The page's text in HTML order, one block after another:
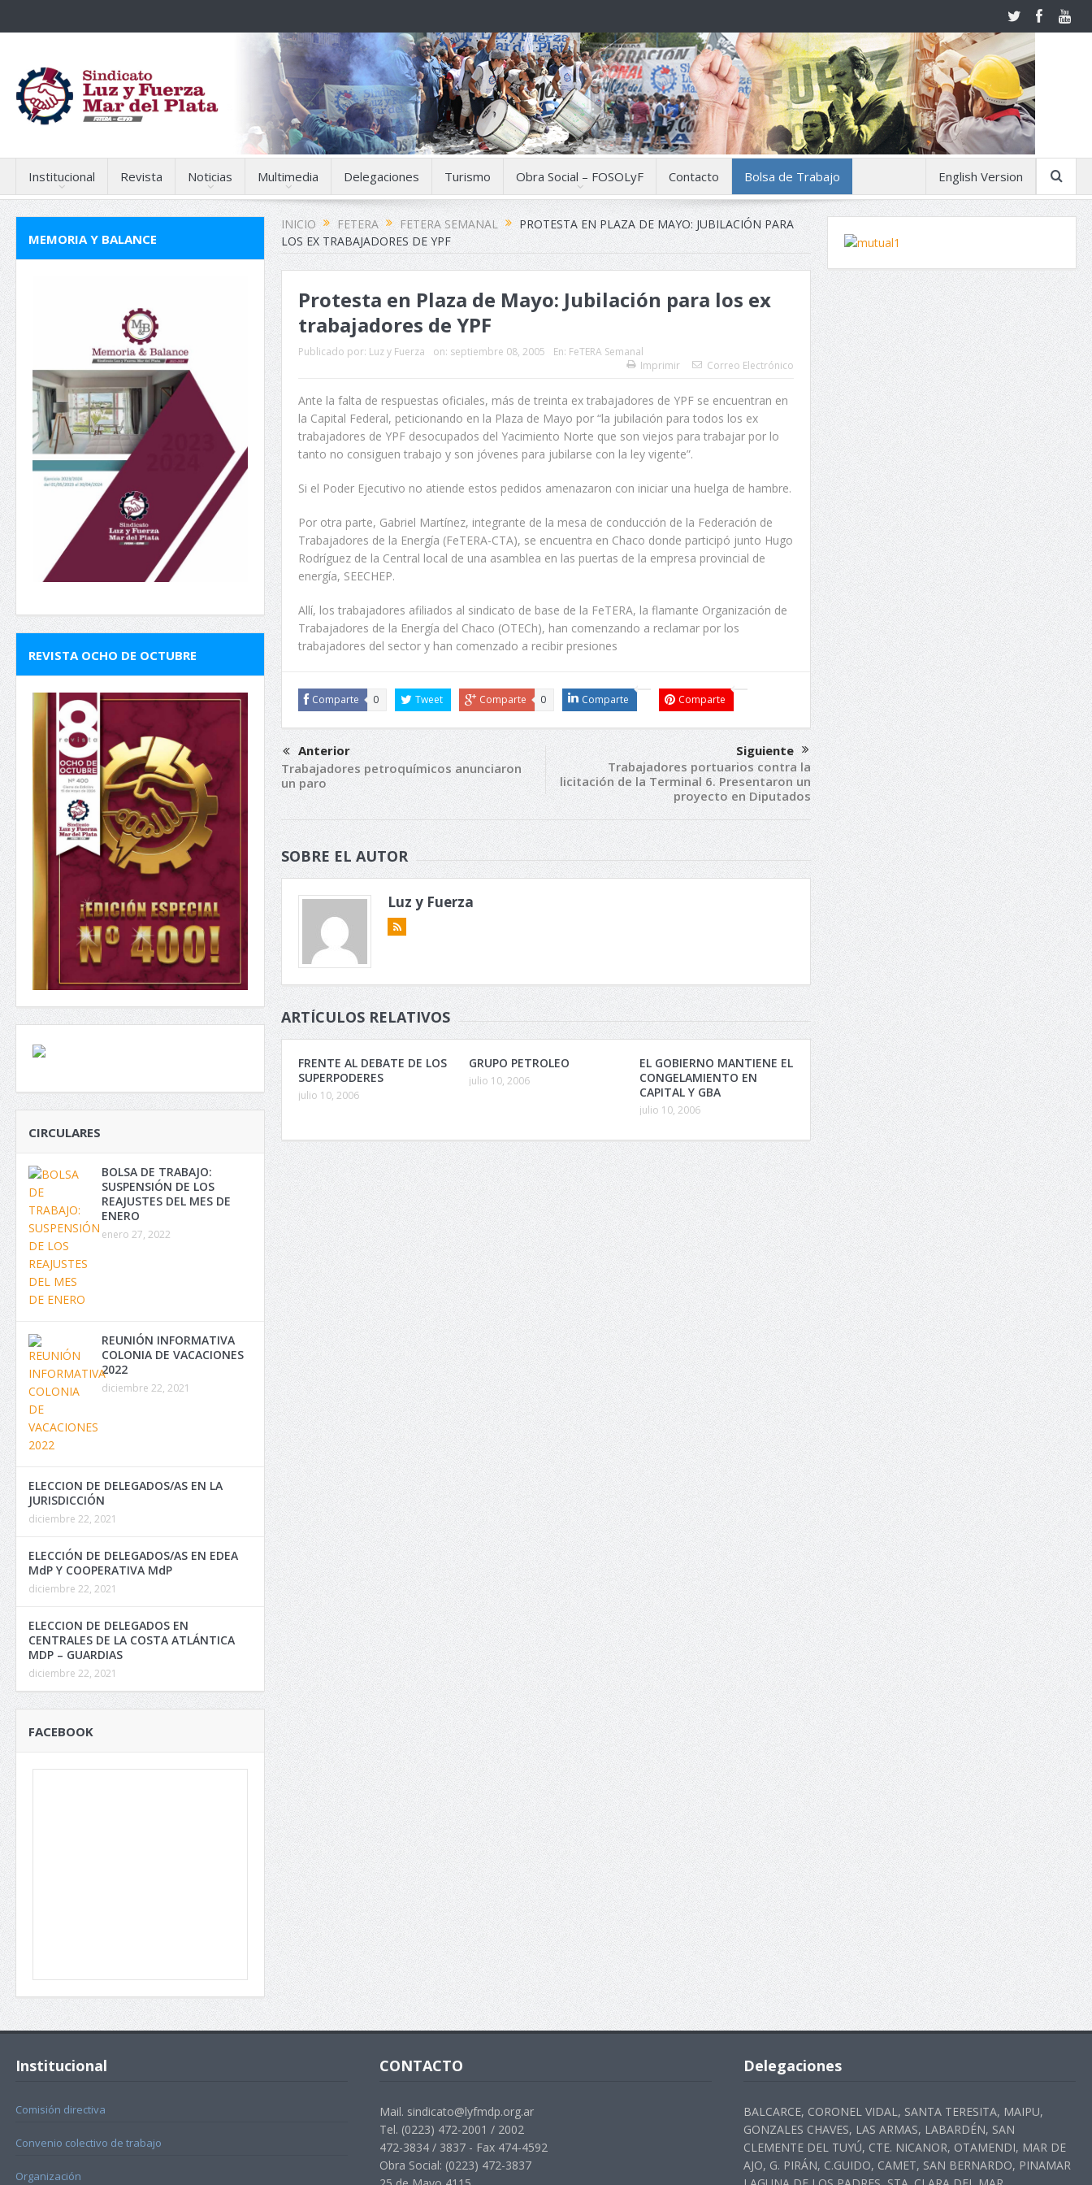
Institucional Revista Noticias Multimedia Delegaciones Turismo Obra Social – FOSOLyF Contacto Bolsa de Trabajo English Version
INICIO FETERA FETERA SEMANAL
PROTESTA EN PLAZA DE MAYO: JUBILACIÓN PARA
LOS EX TRABAJADORES DE YPF
Protesta en Plaza de Mayo: Jubilación para los ex
trabajadores de YPF
Publicado por: Luz y Fuerza on: septiembre 08, 2005 En: FeTERA Semanal
Imprimir
Correo Electrónico
Ante la falta de respuestas oficiales, más de treinta ex trabajadores de YPF se encuentran en
la Capital Federal, peticionando en la Plaza de Mayo por “la jubilación para todos los ex
trabajadores de YPF desocupados del Yacimiento Norte que son viejos para trabajar por lo
tanto no consiguen trabajo y son jóvenes para jubilarse con la ley vigente”.
Si el Poder Ejecutivo no atiende estos pedidos amenazaron con iniciar una huelga de hambre.
Por otra parte, Gabriel Martínez, integrante de la mesa de conducción de la Federación de
Trabajadores de la Energía (FeTERA-CTA), se encuentra en Chaco donde participó junto Hugo
Rodríguez de la Central local de una asamblea en las puertas de la empresa provincial de
energía, SEECHEP.
Allí, los trabajadores afiliados al sindicato de base de la FeTERA, la flamante Organización de
Trabajadores de la Energía del Chaco (OTECh), han comenzando a reclamar por los
trabajadores del sector y han comenzado a recibir presiones
Comparte 0 Tweet Comparte 0 Comparte Comparte
Anterior
Trabajadores petroquímicos anunciaron
un paro
Siguiente
Trabajadores portuarios contra la
licitación de la Terminal 6. Presentaron un
proyecto en Diputados
SOBRE EL AUTOR
Luz y Fuerza
ARTÍCULOS RELATIVOS
FRENTE AL DEBATE DE LOS
SUPERPODERES
julio 10, 2006
GRUPO PETROLEO
julio 10, 2006
EL GOBIERNO MANTIENE EL
CONGELAMIENTO EN
CAPITAL Y GBA
julio 10, 2006
MEMORIA Y BALANCE
REVISTA OCHO DE OCTUBRE
CIRCULARES
BOLSA DE TRABAJO:
SUSPENSIÓN DE LOS
REAJUSTES DEL MES DE
ENERO
enero 27, 2022
REUNIÓN INFORMATIVA
COLONIA DE VACACIONES
2022
diciembre 22, 2021
ELECCION DE DELEGADOS/AS EN LA
JURISDICCIÓN
diciembre 22, 2021
ELECCIÓN DE DELEGADOS/AS EN EDEA
MdP Y COOPERATIVA MdP
diciembre 22, 2021
ELECCION DE DELEGADOS EN
CENTRALES DE LA COSTA ATLÁNTICA
MDP – GUARDIAS
diciembre 22, 2021
FACEBOOK
Institucional
Comisión directiva
Convenio colectivo de trabajo
Organización
CONTACTO
Mail. sindicato@lyfmdp.org.ar
Tel. (0223) 472-2001 / 2002
472-3834 / 3837 - Fax 474-4592
Obra Social: (0223) 472-3837
Delegaciones
BALCARCE, CORONEL VIDAL, SANTA TERESITA, MAIPU,
GONZALES CHAVES, LAS ARMAS, LABARDÉN, SAN
CLEMENTE DEL TUYÚ, CTE. NICANOR, OTAMENDI, MAR DE
AJO, G. PIRÁN, C.GUIDO, CAMET, SAN BERNARDO, PINAMAR